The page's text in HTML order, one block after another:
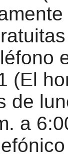
(El
de
a